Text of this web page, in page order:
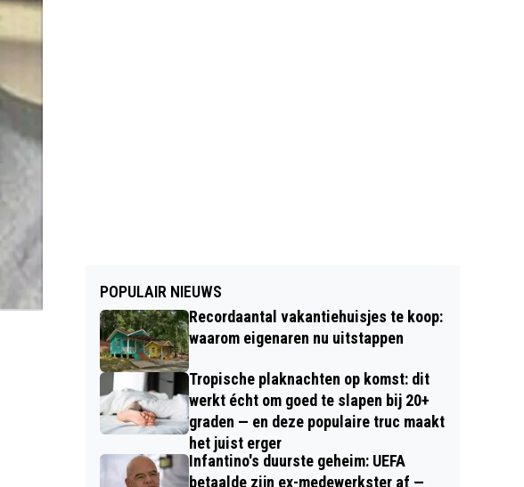
POPULAIR NIEUWS
Recordaantal vakantiehuisjes te koop:
waarom eigenaren nu uitstappen
Tropische plaknachten op komst: dit
werkt écht om goed te slapen bij 20+
graden — en deze populaire truc maakt
het juist erger
Infantino's duurste geheim: UEFA
betaalde zijn ex-medewerkster af —